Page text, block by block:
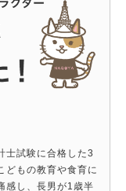
士試験に合格した3
どもの教育や食育に
感し、長男が1歳半